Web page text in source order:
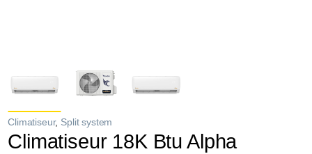
Climatiseur, Split system
Climatiseur 18K Btu Alpha